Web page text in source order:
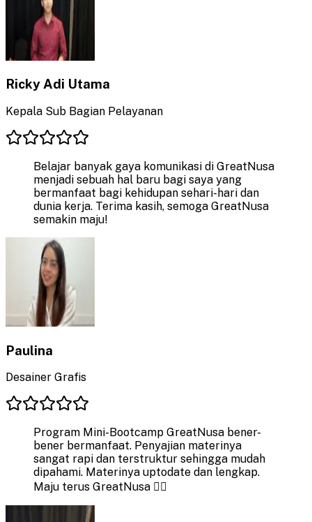
Ricky Adi Utama
Kepala Sub Bagian Pelayanan
Belajar banyak gaya komunikasi di GreatNusa
menjadi sebuah hal baru bagi saya yang
bermanfaat bagi kehidupan sehari-hari dan
dunia kerja. Terima kasih, semoga GreatNusa
semakin maju!
Paulina
Desainer Grafis
Program Mini-Bootcamp GreatNusa bener-
bener bermanfaat. Penyajian materinya
sangat rapi dan terstruktur sehingga mudah
dipahami. Materinya uptodate dan lengkap.
Maju terus GreatNusa 👍🏼